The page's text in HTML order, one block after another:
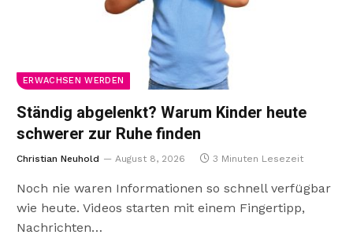
ERWACHSEN WERDEN
Ständig abgelenkt? Warum Kinder heute
schwerer zur Ruhe finden
Christian Neuhold August 8, 2026 3 Minuten Lesezeit
Noch nie waren Informationen so schnell verfügbar
wie heute. Videos starten mit einem Fingertipp,
Nachrichten…